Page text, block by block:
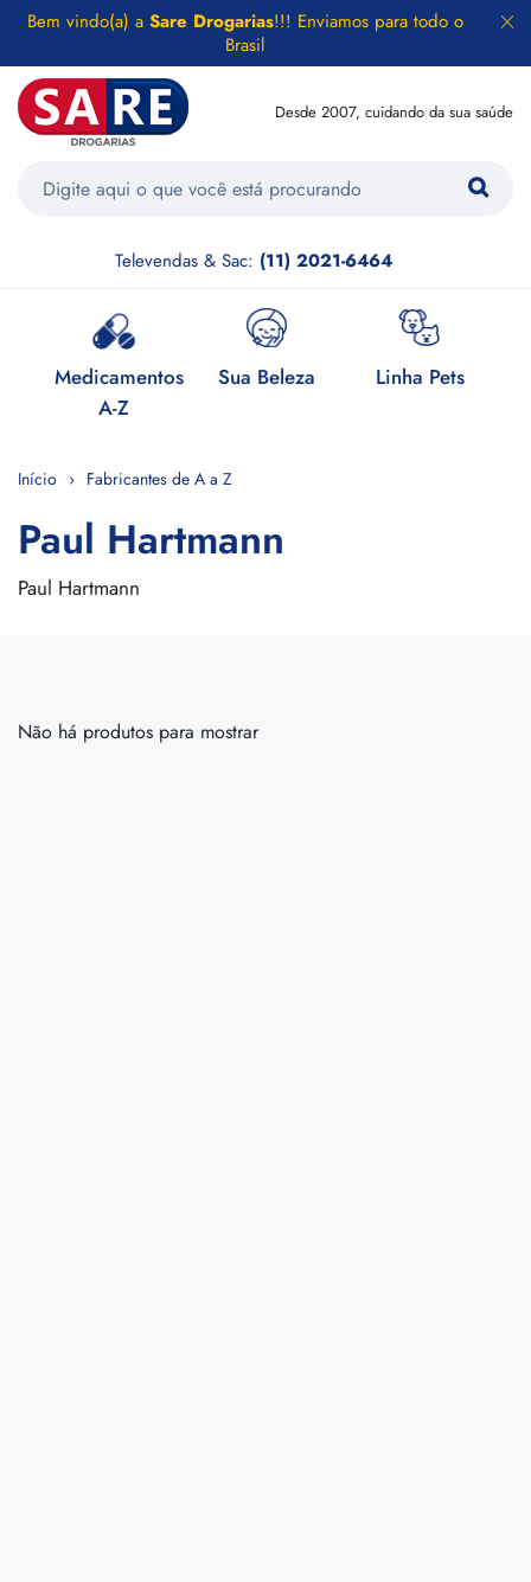
Bem vindo(a) a Sare Drogarias!!! Enviamos para todo o
Brasil
Desde 2007, cuidando da sua saúde
Televendas & Sac: (11) 2021-6464
Medicamentos
A-Z
Sua Beleza Linha Pets
Início Fabricantes de A a Z
Paul Hartmann
Paul Hartmann
Não há produtos para mostrar